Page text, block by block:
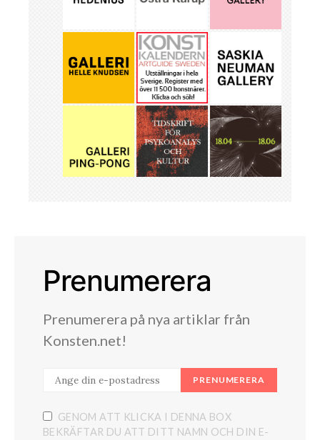
Prenumerera
Prenumerera på nya artiklar från
Konsten.net!
PRENUMERERA
GENOM ATT KLICKA I DENNA BOX
BEKRÄFTAR DU ATT DITT NAMN OCH DIN E-